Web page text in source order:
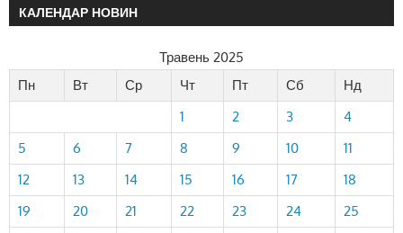
КАЛЕНДАР НОВИН
Травень 2025
Пн
Вт Ср Чт Пт Сб
Нд
1
2 3
4
5
6 7 8 9 10
11
12
13 14 15 16 17
18
19
20 21 22 23 24
25